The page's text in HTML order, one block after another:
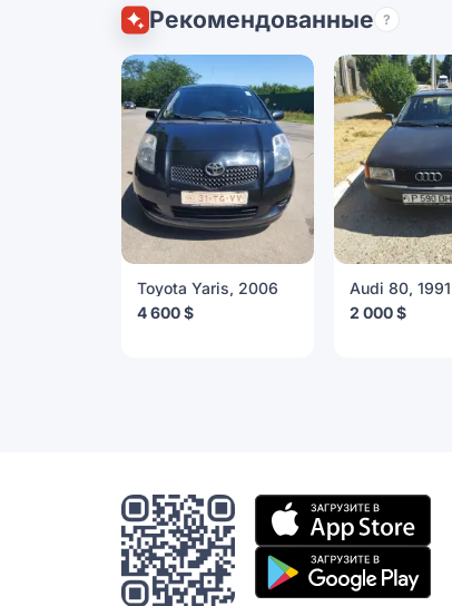
Рекомендованные ?
Toyota Yaris, 2006
4 600 $
Audi 80, 1991
2 000 $
Мобильное
приложение